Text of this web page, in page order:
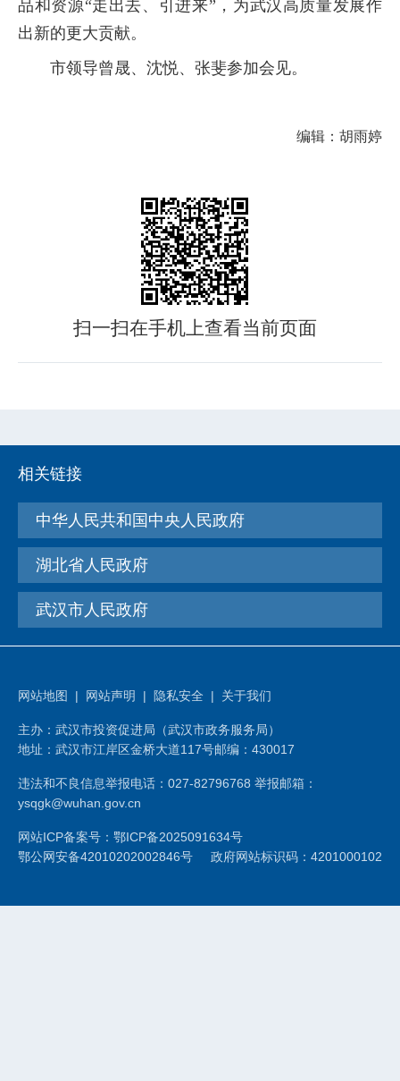
品和资源“走出去、引进来”，为武汉高质量发展作
出新的更大贡献。
市领导曾晟、沈悦、张斐参加会见。
编辑：胡雨婷
扫一扫在手机上查看当前页面
相关链接
中华人民共和国中央人民政府
湖北省人民政府
武汉市人民政府
网站地图 | 网站声明 | 隐私安全 | 关于我们
主办：武汉市投资促进局（武汉市政务服务局）
地址：武汉市江岸区金桥大道117号邮编：430017
违法和不良信息举报电话：027-82796768 举报邮箱：
ysqgk@wuhan.gov.cn
网站ICP备案号：鄂ICP备2025091634号
鄂公网安备42010202002846号
政府网站标识码：4201000102